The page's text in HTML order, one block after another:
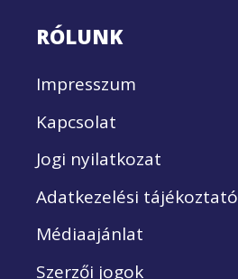
RÓLUNK
Impresszum
Kapcsolat
Jogi nyilatkozat
Adatkezelési tájékoztató
Médiaajánlat
Szerzői jogok